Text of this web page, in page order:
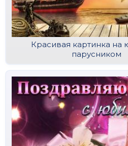
Красивая картинка на
парусником